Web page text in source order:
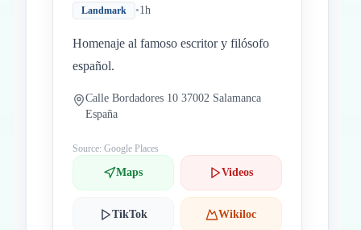
Landmark •1h
Homenaje al famoso escritor y filósofo
español.
Calle Bordadores 10 37002 Salamanca
España
Source: Google Places
Maps Videos
TikTok Wikiloc